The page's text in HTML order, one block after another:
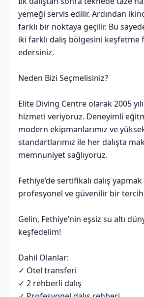
yemeği servis edilir. Ardından
farklı bir noktaya geçilir. Bu
iki farklı dalış bölgesini keşfetme
edersiniz.
Neden Bizi Seçmelisiniz?
Elite Diving Centre olarak 2005
hizmeti veriyoruz. Deneyimli
modern ekipmanlarımız ve
standartlarımız ile her dalışta
memnuniyet sağlıyoruz.
Fethiye’de sertifikalı dalış
profesyonel ve güvenilir bir
Gelin, Fethiye’nin eşsiz su altı
keşfedelim!
Dahil Olanlar:
✓ Otel transferi
✓ 2 rehberli dalış